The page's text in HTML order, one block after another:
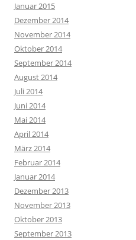
Januar 2015
Dezember 2014
November 2014
Oktober 2014
September 2014
August 2014
Juli 2014
Juni 2014
Mai 2014
April 2014
März 2014
Februar 2014
Januar 2014
Dezember 2013
November 2013
Oktober 2013
September 2013